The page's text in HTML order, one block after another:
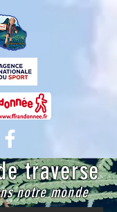
traverse
notre monde